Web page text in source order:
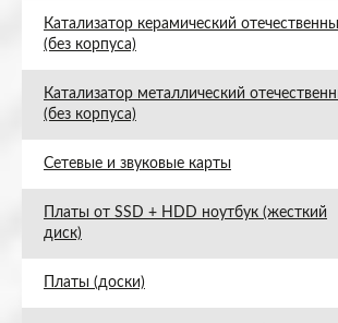
Катализатор керамический
(без корпуса)
Катализатор металлический
(без корпуса)
Сетевые и звуковые карты
Платы от SSD + HDD ноутбук (жесткий
диск)
Платы (доски)